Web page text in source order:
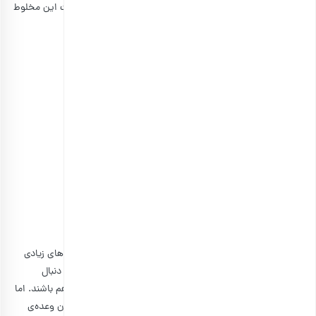
یلدا، قیسی کیوبی، نقل بادامی، تخمه جابانی و باسلوق ترکیبات این مخلوط
در میان تنقلات مختلفی که روزانه می‌توانیم مصرف کنیم، گزینه‌های زیادی
وجود ندارد که در دسته غذاهای سالم قرار گیرند. همیشه ما به دنبال
خوراکی‌هایی هستیم که در عین سیرکنندگی، خوشمزه و سالم هم باشند. اما
آجیل چهار مغز تبریزی یکی از تنقلاتی است که می‌تواند هم میان وعده‌ی